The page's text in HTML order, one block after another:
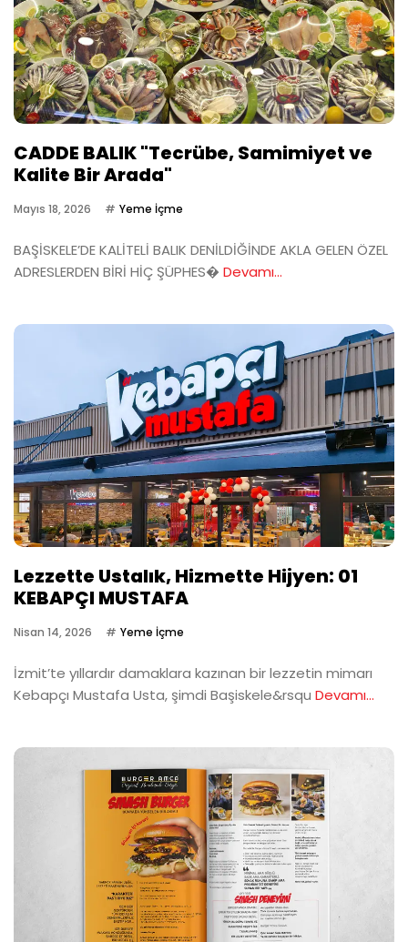
CADDE BALIK "Tecrübe, Samimiyet ve
Kalite Bir Arada"
Mayıs 18, 2026 Yeme İçme
BAŞİSKELE’DE KALİTELİ BALIK DENİLDİĞİNDE AKLA GELEN ÖZEL
ADRESLERDEN BİRİ HİÇ ŞÜPHES� Devamı...
Lezzette Ustalık, Hizmette Hijyen: 01
KEBAPÇI MUSTAFA
Nisan 14, 2026 Yeme İçme
İzmit’te yıllardır damaklara kazınan bir lezzetin mimarı
Kebapçı Mustafa Usta, şimdi Başiskele&rsqu Devamı...